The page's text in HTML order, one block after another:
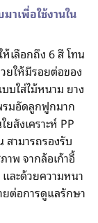
าเพื่อใช้งานใน
เลือกถึง 6 สี โทน
ยให้มีรอยต่อของ
บใส่ไม้หนาม ยาง
รมอัดลูกฟูกมาก
ยสังเคราะห์ PP
ามารถรองรับ
พ จากล้อเก้าอี้
ละด้วยความหนา
ต่อการดูแลรักษา